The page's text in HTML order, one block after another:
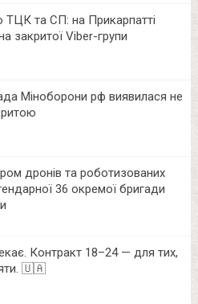
ТЦК та СП: на Прикарпатті
закритої Viber-групи
Міноборони рф виявилася не
дронів та роботизованих
36 окремої бригади
Контракт 18–24 — для тих,
🇺🇦